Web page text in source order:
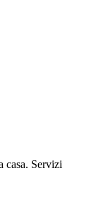
casa. Servizi